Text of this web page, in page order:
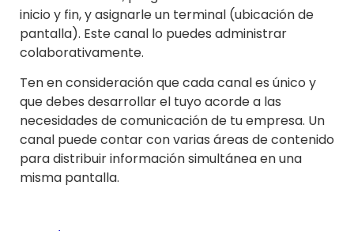
inicio y fin, y asignarle un terminal (ubicación de
pantalla). Este canal lo puedes administrar
colaborativamente.
Ten en consideración que cada canal es único y
que debes desarrollar el tuyo acorde a las
necesidades de comunicación de tu empresa. Un
canal puede contar con varias áreas de contenido
para distribuir información simultánea en una
misma pantalla.